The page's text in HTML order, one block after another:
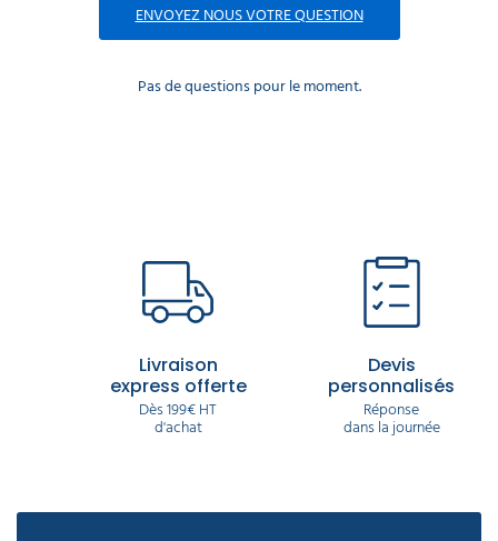
ENVOYEZ NOUS VOTRE QUESTION
Pas de questions pour le moment.
Livraison
express offerte
Dès 199€ HT
d'achat
Devis
personnalisés
Réponse
dans la journée